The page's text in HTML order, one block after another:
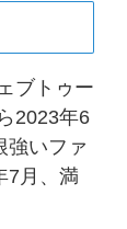
ブトゥー
2023年6
強いファ
7月、満